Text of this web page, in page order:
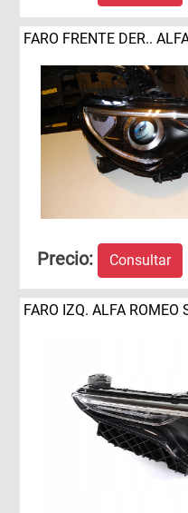
FARO FRENTE DER..
Precio: Consultar
FARO IZQ. ALFA